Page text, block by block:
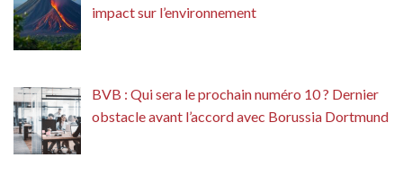
impact sur l’environnement
BVB : Qui sera le prochain numéro 10 ? Dernier
obstacle avant l’accord avec Borussia Dortmund